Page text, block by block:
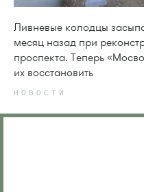
Ливневые колодцы
месяц назад при
проспекта. Теперь
их восстановить
НОВОСТИ